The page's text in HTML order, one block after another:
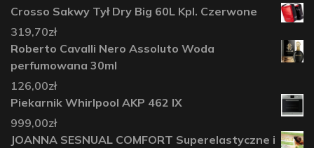
Crosso Sakwy Tył Dry Big 60L Kpl. Czerwone
319,70zł
Roberto Cavalli Nero Assoluto Woda
perfumowana 30ml
126,00zł
Piekarnik Whirlpool AKP 462 IX
999,00zł
JOANNA SESNUAL COMFORT Superelastyczne i